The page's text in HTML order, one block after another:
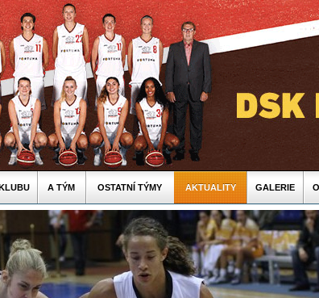
A TÝM OSTATNÍ TÝMY AKTUALITY GALERIE